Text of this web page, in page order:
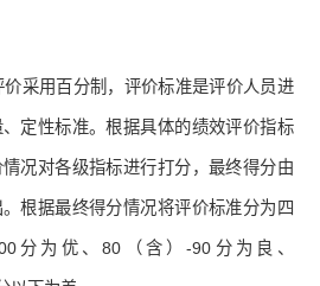
采用百分制，评价标准是评价人员进
定性标准。根据具体的绩效评价指标
况对各级指标进行打分，最终得分由
根据最终得分情况将评价标准分为四
分为优、80（含）-90分为良、